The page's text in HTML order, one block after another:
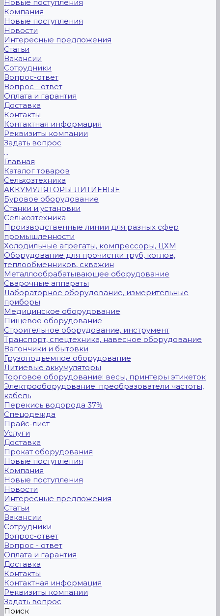
Новые поступления
Компания
Новые поступления
Новости
Интересные предложения
Статьи
Вакансии
Сотрудники
Вопрос-ответ
Вопрос - ответ
Оплата и гарантия
Доставка
Контакты
Контактная информация
Реквизиты компании
Задать вопрос
...
Главная
Каталог товаров
Сельхозтехника
АККУМУЛЯТОРЫ ЛИТИЕВЫЕ
Буровое оборудование
Станки и установки
Сельхозтехника
Производственные линии для разных сфер
промышленности
Холодильные агрегаты, компрессоры, ЦХМ
Оборудование для прочистки труб, котлов,
теплообменников, скважин
Металлообрабатывающее оборудование
Сварочные аппараты
Лабораторное оборудование, измерительные
приборы
Медицинское оборудование
Пищевое оборудование
Строительное оборудование, инструмент
Транспорт, спецтехника, навесное оборудование
Вагончики и бытовки
Грузоподъемное оборудование
Литиевые аккумуляторы
Торговое оборудование: весы, принтеры этикеток
Электрооборудование: преобразователи частоты,
кабель
Перекись водорода 37%
Спецодежда
Прайс-лист
Услуги
Доставка
Прокат оборудования
Новые поступления
Компания
Новые поступления
Новости
Интересные предложения
Статьи
Вакансии
Сотрудники
Вопрос-ответ
Вопрос - ответ
Оплата и гарантия
Доставка
Контакты
Контактная информация
Реквизиты компании
Задать вопрос
Поиск